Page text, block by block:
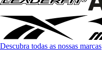
Descubra todas as nossas marcas